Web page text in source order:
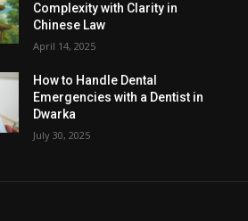
Complexity with Clarity in
Chinese Law
April 14, 2025
How to Handle Dental
Emergencies with a Dentist in
Dwarka
July 30, 2025